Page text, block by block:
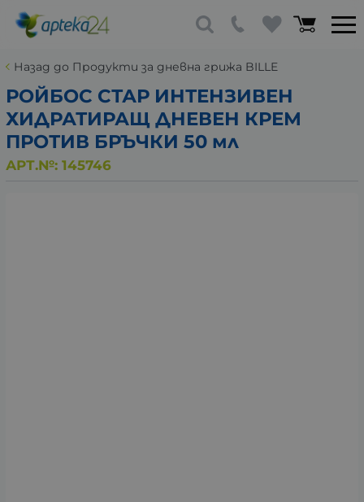
Назад до Продукти за дневна грижа BILLE
РОЙБОС СТАР ИНТЕНЗИВЕН
ХИДРАТИРАЩ ДНЕВЕН КРЕМ
ПРОТИВ БРЪЧКИ 50 мл
АРТ.№: 145746